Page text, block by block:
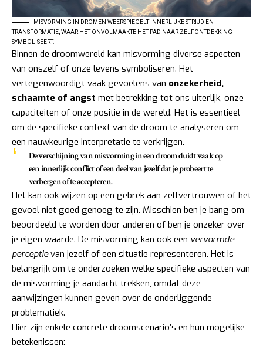
MISVORMING IN DROMEN WEERSPIEGELT INNERLIJKE STRIJD EN
TRANSFORMATIE, WAAR HET ONVOLMAAKTE HET PAD NAAR ZELFONTDEKKING
SYMBOLISEERT.
Binnen de droomwereld kan misvorming diverse aspecten
van onszelf of onze levens symboliseren. Het
vertegenwoordigt vaak gevoelens van onzekerheid,
schaamte of angst met betrekking tot ons uiterlijk, onze
capaciteiten of onze positie in de wereld. Het is essentieel
om de specifieke context van de droom te analyseren om
een nauwkeurige interpretatie te verkrijgen.
De verschijning van misvorming in een droom duidt vaak op
een innerlijk conflict of een deel van jezelf dat je probeert te
verbergen of te accepteren.
Het kan ook wijzen op een gebrek aan zelfvertrouwen of het
gevoel niet goed genoeg te zijn. Misschien ben je bang om
beoordeeld te worden door anderen of ben je onzeker over
je eigen waarde. De misvorming kan ook een vervormde
perceptievan jezelf of een situatie representeren. Het is
belangrijk om te onderzoeken welke specifieke aspecten van
de misvorming je aandacht trekken, omdat deze
aanwijzingen kunnen geven over de onderliggende
problematiek.
Hier zijn enkele concrete droomscenario’s en hun mogelijke
betekenissen: